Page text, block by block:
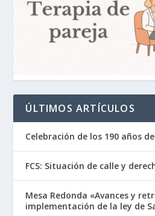
ÚLTIMOS ARTÍCULOS
Celebración de los 190 años
FCS: Situación de calle y
Mesa Redonda «Avances y
implementación de la ley de